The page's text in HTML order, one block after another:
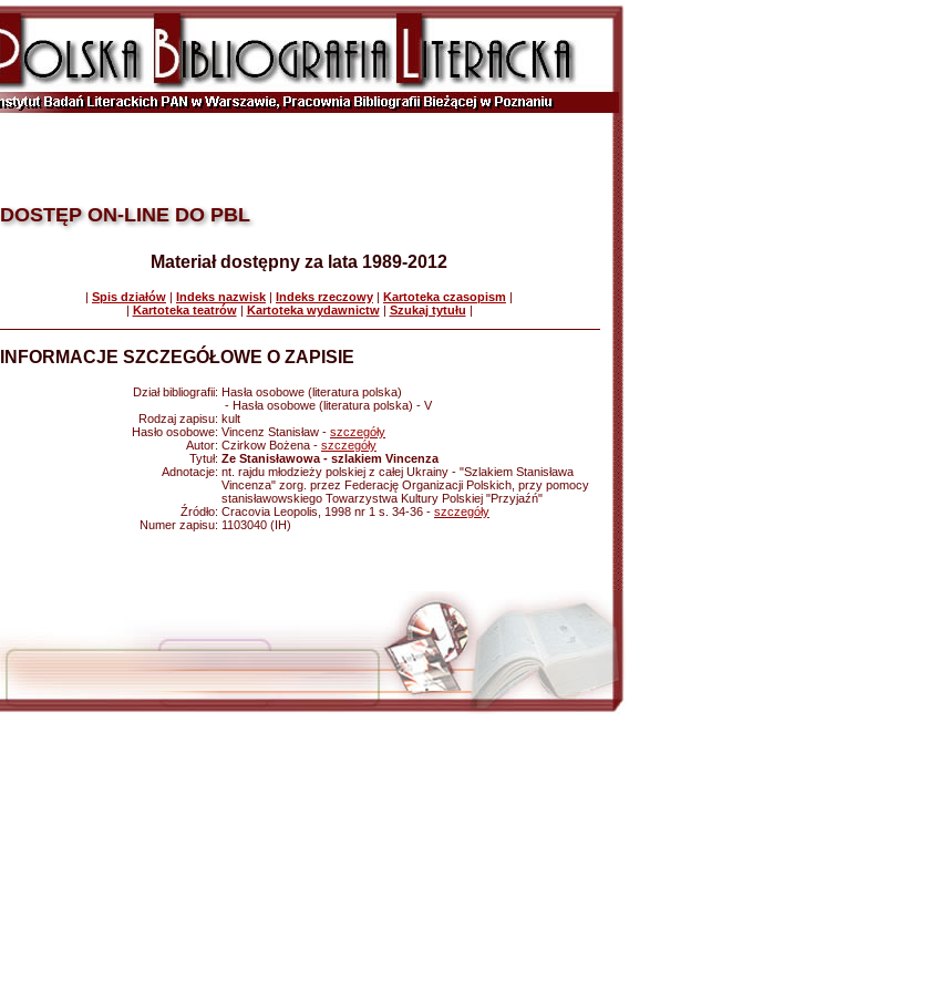
DOSTĘP ON-LINE DO PBL
Materiał dostępny za lata 1989-2012
| Spis działów | Indeks nazwisk | Indeks rzeczowy | Kartoteka czasopism |
| Kartoteka teatrów| Kartoteka wydawnictw| Szukaj tytułu |
INFORMACJE SZCZEGÓŁOWE O ZAPISIE
Dział bibliografii: Hasła osobowe (literatura polska)
- Hasła osobowe (literatura polska) - V
Rodzaj zapisu: kult
Hasło osobowe: Vincenz Stanisław - szczegóły
Autor: Czirkow Bożena - szczegóły
Tytuł: Ze Stanisławowa - szlakiem Vincenza
Adnotacje: nt. rajdu młodzieży polskiej z całej Ukrainy - "Szlakiem Stanisława
Vincenza" zorg. przez Federację Organizacji Polskich, przy pomocy
stanisławowskiego Towarzystwa Kultury Polskiej "Przyjaźń"
Źródło: Cracovia Leopolis, 1998 nr 1 s. 34-36 - szczegóły
Numer zapisu: 1103040 (IH)